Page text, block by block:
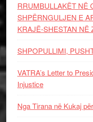
RRUMBULLAKËT NË
SHPËRNGULJEN E
KRAJË-SHESTAN NË
SHPOPULLIMI,
VATRA’s Letter to
Injustice
Nga Tirana në Kukaj